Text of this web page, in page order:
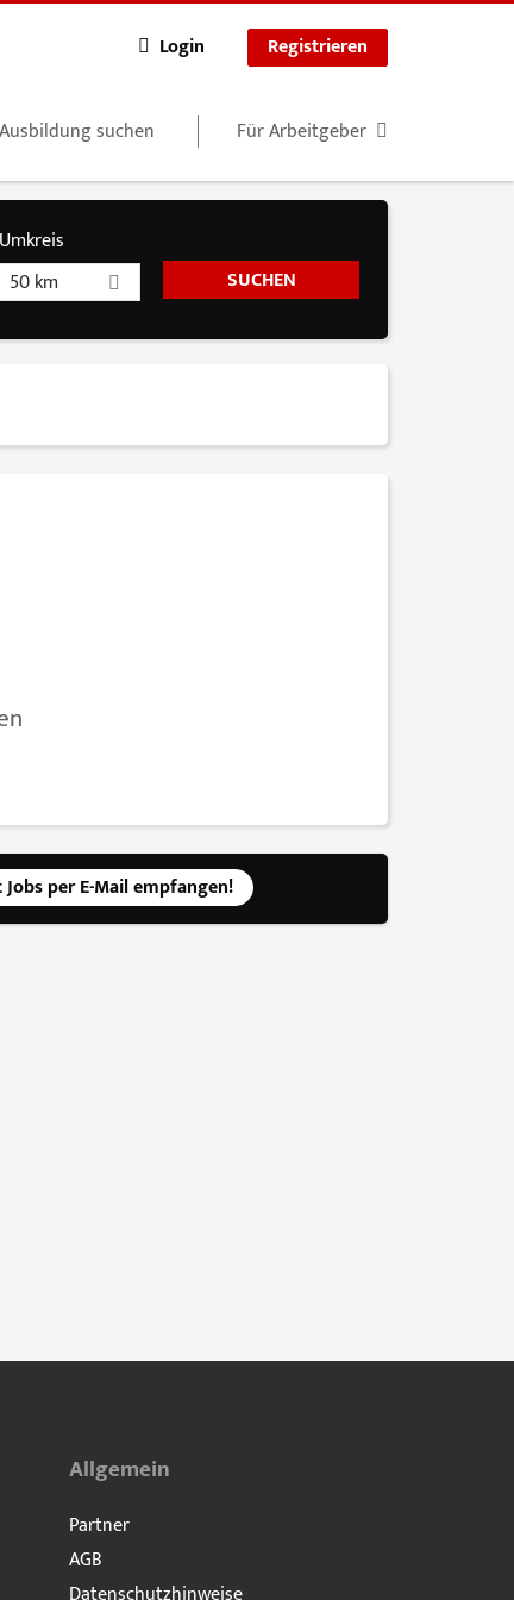
Login Registrieren
Ausbildung suchen Für Arbeitgeber
Umkreis
50 km
Jobs per E-Mail empfangen!
Allgemein
Partner
AGB